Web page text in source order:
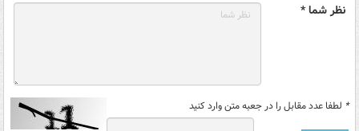
نظر شما *
* لطفا عدد مقابل را در جعبه متن وارد کنید